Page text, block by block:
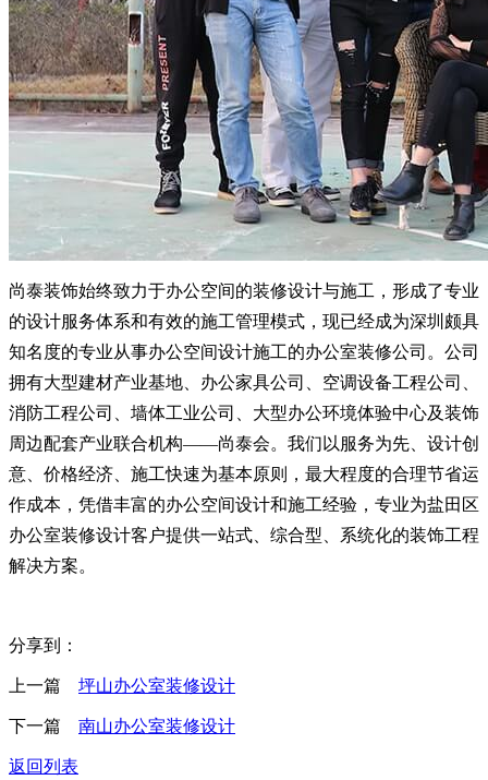
尚泰装饰始终致力于办公空间的装修设计与施工，形成了专业
的设计服务体系和有效的施工管理模式，现已经成为深圳颇具
知名度的专业从事办公空间设计施工的办公室装修公司。公司
拥有大型建材产业基地、办公家具公司、空调设备工程公司、
消防工程公司、墙体工业公司、大型办公环境体验中心及装饰
周边配套产业联合机构——尚泰会。我们以服务为先、设计创
意、价格经济、施工快速为基本原则，最大程度的合理节省运
作成本，凭借丰富的办公空间设计和施工经验，专业为盐田区
办公室装修设计客户提供一站式、综合型、系统化的装饰工程
解决方案。
分享到：
上一篇 坪山办公室装修设计
下一篇 南山办公室装修设计
返回列表